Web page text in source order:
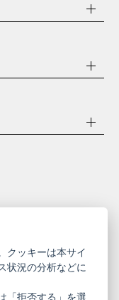
やまと振
クッキーは本サイ
状況の分析などに
「拒否する」を選